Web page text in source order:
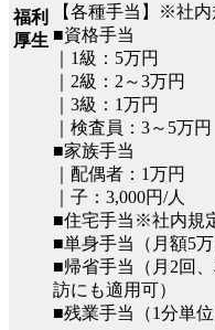
福利
厚生
【各種手当】※社
■資格手当
｜1級：5万円
｜2級：2～3万円
｜3級：1万円
｜検査員：3～5万円
■家族手当
｜配偶者：1万円
｜子：3,000円/人
■住宅手当※社内規
■単身手当（月額5万
■帰省手当（月2回
訪にも適用可）
■残業手当（1分単位